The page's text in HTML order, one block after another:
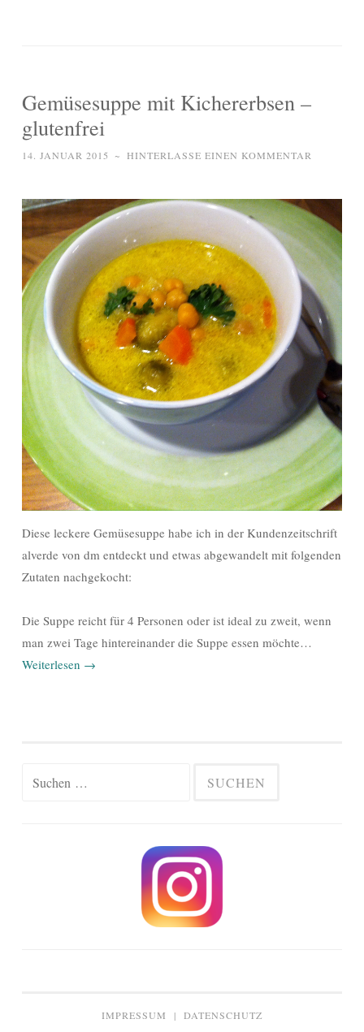
Gemüsesuppe mit Kichererbsen –
glutenfrei
14. JANUAR 2015 ~ HINTERLASSE EINEN KOMMENTAR
Diese leckere Gemüsesuppe habe ich in der Kundenzeitschrift
alverde von dm entdeckt und etwas abgewandelt mit folgenden
Zutaten nachgekocht:
Die Suppe reicht für 4 Personen oder ist ideal zu zweit, wenn
man zwei Tage hintereinander die Suppe essen möchte…
Weiterlesen →
Suchen
IMPRESSUM | DATENSCHUTZ